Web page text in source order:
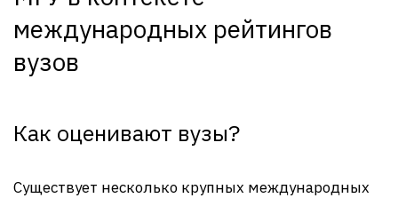
международных рейтингов
вузов
Как оценивают вузы?
Существует несколько крупных международных